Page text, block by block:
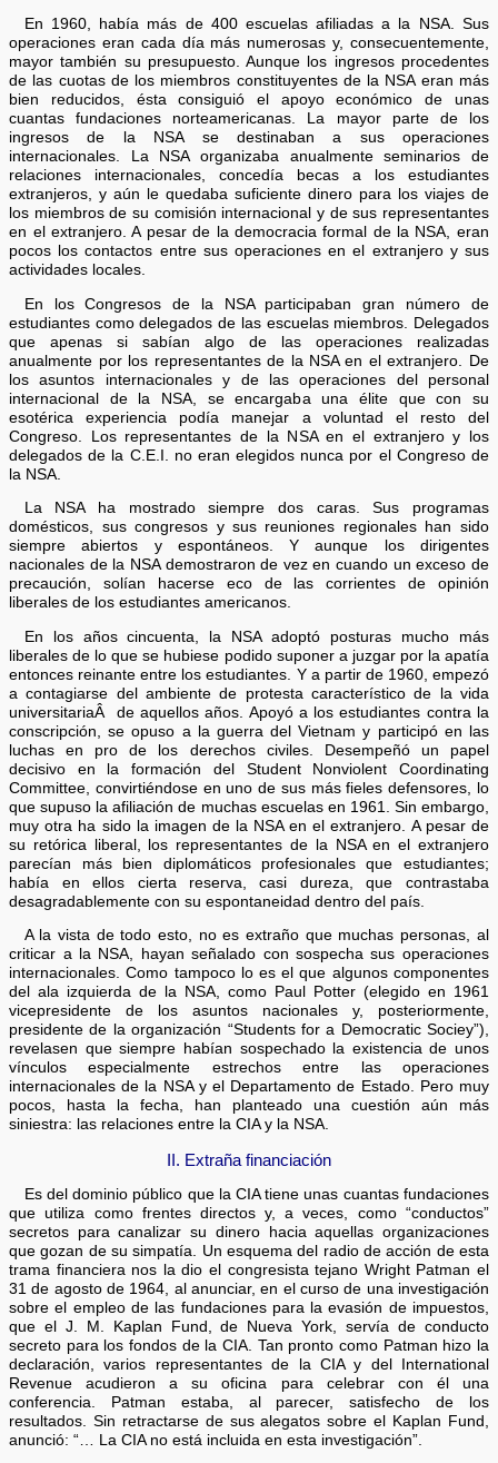
En 1960, había más de 400 escuelas afiliadas a la NSA. Sus
operaciones eran cada día más numerosas y, consecuentemente,
mayor también su presupuesto. Aunque los ingresos procedentes
de las cuotas de los miembros constituyentes de la NSA eran más
bien reducidos, ésta consiguió el apoyo económico de unas
cuantas fundaciones norteamericanas. La mayor parte de los
ingresos de la NSA se destinaban a sus operaciones
internacionales. La NSA organizaba anualmente seminarios de
relaciones internacionales, concedía becas a los estudiantes
extranjeros, y aún le quedaba suficiente dinero para los viajes de
los miembros de su comisión internacional y de sus representantes
en el extranjero. A pesar de la democracia formal de la NSA, eran
pocos los contactos entre sus operaciones en el extranjero y sus
actividades locales.
En los Congresos de la NSA participaban gran número de
estudiantes como delegados de las escuelas miembros. Delegados
que apenas si sabían algo de las operaciones realizadas
anualmente por los representantes de la NSA en el extranjero. De
los asuntos internacionales y de las operaciones del personal
internacional de la NSA, se encargaba una élite que con su
esotérica experiencia podía manejar a voluntad el resto del
Congreso. Los representantes de la NSA en el extranjero y los
delegados de la C.E.I. no eran elegidos nunca por el Congreso de
la NSA.
La NSA ha mostrado siempre dos caras. Sus programas
domésticos, sus congresos y sus reuniones regionales han sido
siempre abiertos y espontáneos. Y aunque los dirigentes
nacionales de la NSA demostraron de vez en cuando un exceso de
precaución, solían hacerse eco de las corrientes de opinión
liberales de los estudiantes americanos.
En los años cincuenta, la NSA adoptó posturas mucho más
liberales de lo que se hubiese podido suponer a juzgar por la apatía
entonces reinante entre los estudiantes. Y a partir de 1960, empezó
a contagiarse del ambiente de protesta característico de la vida
universitariaÂ de aquellos años. Apoyó a los estudiantes contra la
conscripción, se opuso a la guerra del Vietnam y participó en las
luchas en pro de los derechos civiles. Desempeñó un papel
decisivo en la formación del Student Nonviolent Coordinating
Committee, convirtiéndose en uno de sus más fieles defensores, lo
que supuso la afiliación de muchas escuelas en 1961. Sin embargo,
muy otra ha sido la imagen de la NSA en el extranjero. A pesar de
su retórica liberal, los representantes de la NSA en el extranjero
parecían más bien diplomáticos profesionales que estudiantes;
había en ellos cierta reserva, casi dureza, que contrastaba
desagradablemente con su espontaneidad dentro del país.
A la vista de todo esto, no es extraño que muchas personas, al
criticar a la NSA, hayan señalado con sospecha sus operaciones
internacionales. Como tampoco lo es el que algunos componentes
del ala izquierda de la NSA, como Paul Potter (elegido en 1961
vicepresidente de los asuntos nacionales y, posteriormente,
presidente de la organización “Students for a Democratic Sociey”),
revelasen que siempre habían sospechado la existencia de unos
vínculos especialmente estrechos entre las operaciones
internacionales de la NSA y el Departamento de Estado. Pero muy
pocos, hasta la fecha, han planteado una cuestión aún más
siniestra: las relaciones entre la CIA y la NSA.
II. Extraña financiación
Es del dominio público que la CIA tiene unas cuantas fundaciones
que utiliza como frentes directos y, a veces, como “conductos”
secretos para canalizar su dinero hacia aquellas organizaciones
que gozan de su simpatía. Un esquema del radio de acción de esta
trama financiera nos la dio el congresista tejano Wright Patman el
31 de agosto de 1964, al anunciar, en el curso de una investigación
sobre el empleo de las fundaciones para la evasión de impuestos,
que el J. M. Kaplan Fund, de Nueva York, servía de conducto
secreto para los fondos de la CIA. Tan pronto como Patman hizo la
declaración, varios representantes de la CIA y del International
Revenue acudieron a su oficina para celebrar con él una
conferencia. Patman estaba, al parecer, satisfecho de los
resultados. Sin retractarse de sus alegatos sobre el Kaplan Fund,
anunció: “… La CIA no está incluida en esta investigación”.